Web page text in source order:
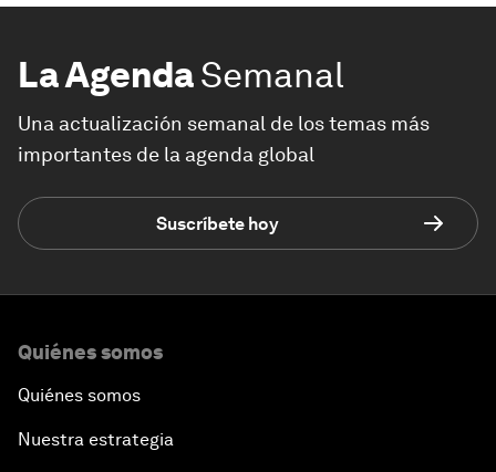
La AgendaSemanal
Una actualización semanal de los temas más
importantes de la agenda global
Suscríbete hoy
Quiénes somos
Quiénes somos
Nuestra estrategia